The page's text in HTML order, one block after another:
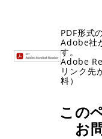
PDF形式
Adobe社
す。
Adobe
リンク先
料）
この
お